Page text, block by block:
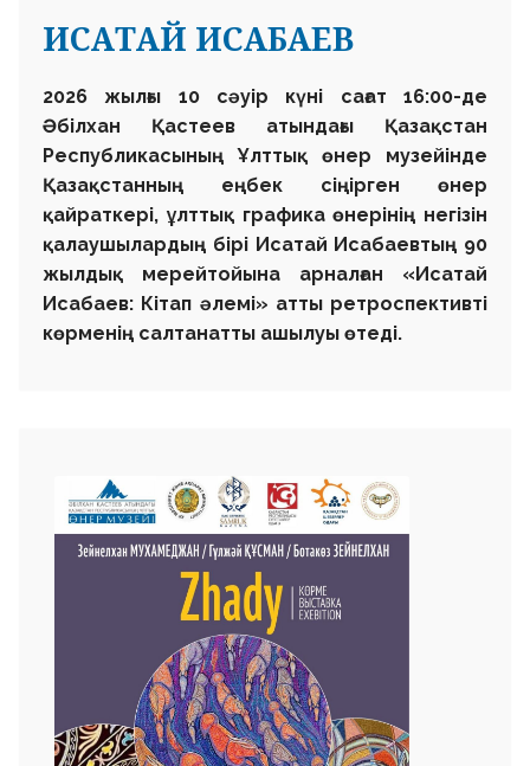
ИСАТАЙ ИСАБАЕВ
2026 жылғы 10 сәуір күні сағат 16:00-де
Әбілхан Қастеев атындағы Қазақстан
Республикасының Ұлттық өнер музейінде
Қазақстанның еңбек сіңірген өнер
қайраткері, ұлттық графика өнерінің негізін
қалаушылардың бірі Исатай Исабаевтың 90
жылдық мерейтойына арналған «Исатай
Исабаев: Кітап әлемі» атты ретроспективті
көрменің салтанатты ашылуы өтеді.